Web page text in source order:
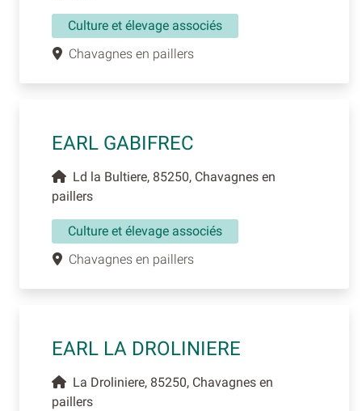
Culture et élevage associés
Chavagnes en paillers
EARL GABIFREC
Ld la Bultiere, 85250, Chavagnes en
paillers
Culture et élevage associés
Chavagnes en paillers
EARL LA DROLINIERE
La Droliniere, 85250, Chavagnes en
paillers